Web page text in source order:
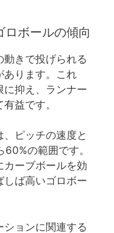
ロボールの傾向
動きで投げられる
あります。これ
に抑え、ランナー
益です。
ピッチの速度と
の範囲です。
カーブボールを効
ば高いゴロボー
ョンに関連する